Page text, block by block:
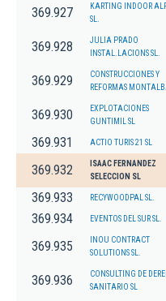
369.927
KARTING INDOOR
SL.
369.928
JULIA PRADO
INSTAL.LACIONS SL.
369.929
CONSTRUCCIONES Y
REFORMAS
369.930
EXPLOTACIONES
GUNTIMIL SL
369.931 ACTIO TURIS 21 SL
369.932
ISAAC FERNANDEZ
SELECCION SL
369.933 RECYWOODPAL SL.
369.934 EVENTOS DEL SUR SL.
369.935
INOU CONTRACT
SOLUTIONS SL.
369.936
CONSULTING DE
SANITARIO SL